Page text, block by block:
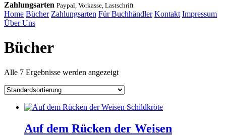
Zahlungsarten Paypal, Vorkasse, Lastschrift
Home Bücher Zahlungsarten Für Buchhändler Kontakt Impressum
Über Uns
Bücher
Alle 7 Ergebnisse werden angezeigt
Auf dem Rücken der Weisen